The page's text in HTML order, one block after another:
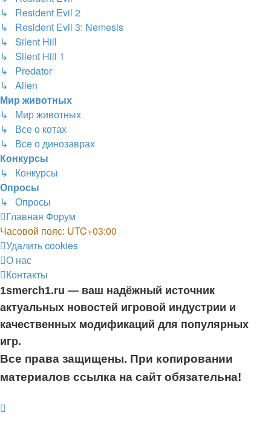
↳ Resident Evil 2
↳ Resident Evil 3: Nemesis
↳ Silent Hill
↳ Silent Hill 1
↳ Predator
↳ Alien
Мир животных
↳ Мир животных
↳ Все о котах
↳ Все о динозаврах
Конкурсы
↳ Конкурсы
Опросы
↳ Опросы
Главная Форум
Часовой пояс: UTC+03:00
Удалить cookies
О нас
Контакты
1smerch1.ru — ваш надёжный источник
актуальных новостей игровой индустрии и
качественных модификаций для популярных
игр.
Все права защищены. При копировании
материалов ссылка на сайт обязательна!